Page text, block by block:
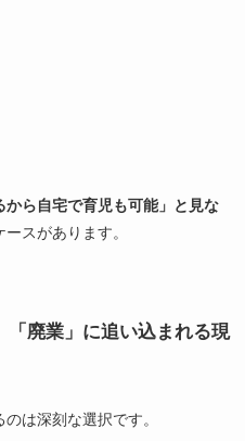
から自宅で育児も可能」と見な
スがあります。
「廃業」に追い込まれる現
は深刻な選択です。